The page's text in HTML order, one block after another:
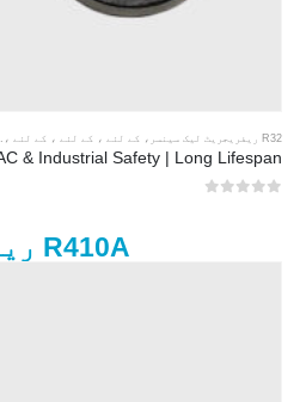
R32 ریفریجریٹ لیک سینسر ، کے لئے ، کے لئے ، کے لئے ،.
R410A ریفریجریٹ سینسر